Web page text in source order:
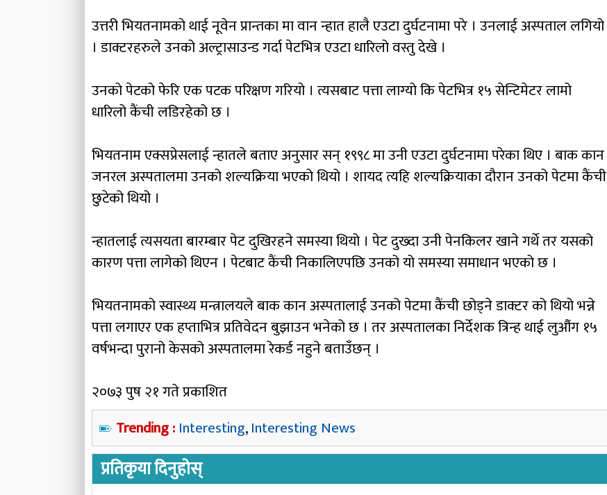
उत्तरी भियतनामको थाई नूवेन प्रान्तका मा वान न्हात हालै एउटा दुर्घटनामा परे । उनलाई अस्पताल लगियो
। डाक्टरहरुले उनको अल्ट्रासाउन्ड गर्दा पेटभित्र एउटा धारिलो वस्तु देखे ।
उनको पेटको फेरि एक पटक परिक्षण गरियो । त्यसबाट पत्ता लाग्यो कि पेटभित्र १५ सेन्टिमेटर लामो
धारिलो कैंची लडिरहेको छ ।
भियतनाम एक्सप्रेसलाई न्हातले बताए अनुसार सन् १९९८ मा उनी एउटा दुर्घटनामा परेका थिए । बाक कान
जनरल अस्पतालमा उनको शल्यक्रिया भएको थियो । शायद त्यहि शल्यक्रियाका दौरान उनको पेटमा कैंची
छुटेको थियो ।
न्हातलाई त्यसयता बारम्बार पेट दुखिरहने समस्या थियो । पेट दुख्दा उनी पेनकिलर खाने गर्थे तर यसको
कारण पत्ता लागेको थिएन । पेटबाट कैंची निकालिएपछि उनको यो समस्या समाधान भएको छ ।
भियतनामको स्वास्थ्य मन्त्रालयले बाक कान अस्पतालाई उनको पेटमा कैंची छोड्ने डाक्टर को थियो भन्ने
पत्ता लगाएर एक हप्ताभित्र प्रतिवेदन बुझाउन भनेको छ । तर अस्पतालका निर्देशक त्रिन्ह थाई लुऔंग १५
वर्षभन्दा पुरानो केसको अस्पतालमा रेकर्ड नहुने बताउँछन् ।
२०७३ पुष २१ गते प्रकाशित
Trending : Interesting,Interesting News
प्रतिकृया दिनुहोस्